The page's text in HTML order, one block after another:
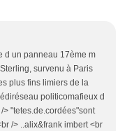
d un panneau 17ème m
survenu à Paris
plus fins limiers de la
politicomafieux d
> "tetes.de.cordées"sont
/> ..alix&frank imbert <br